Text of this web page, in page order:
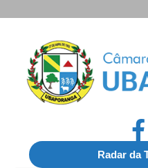
Radar da